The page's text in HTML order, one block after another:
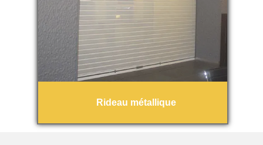
Rideau métallique